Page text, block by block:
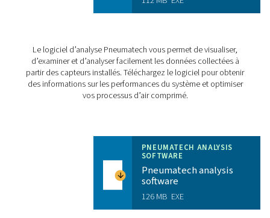
fonctionnement
Température
d'entreposage
Checkbox S18
brochure
BROCHURE
3 MB